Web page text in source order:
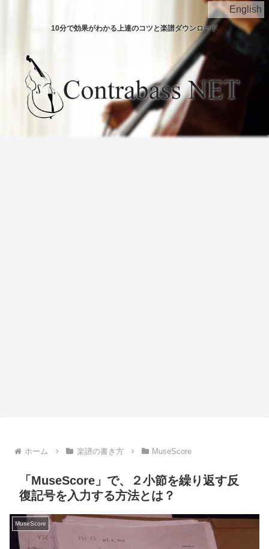
English
10分で効果がわかる上達のコツと楽譜ダウンロード
ホーム 楽譜の書き方 MuseScore
「MuseScore」で、２小節を繰り返す反
復記号を入力する方法とは？
MuseScore